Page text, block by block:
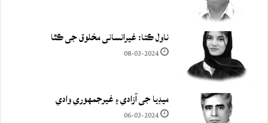
ناول ڪتا: غيرانساني مخلوق جي ڪٿا
08-03-2024
ميڊيا جي آزادي ۽ غيرجمھوري وادي
06-03-2024